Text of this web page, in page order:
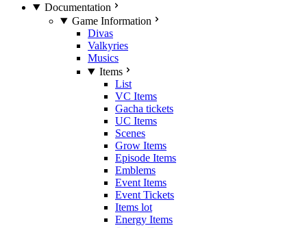
Documentation
Game Information
Divas
Valkyries
Musics
Items
List
VC Items
Gacha tickets
UC Items
Scenes
Grow Items
Episode Items
Emblems
Event Items
Event Tickets
Items lot
Energy Items